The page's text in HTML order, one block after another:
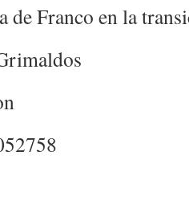
de Franco en la